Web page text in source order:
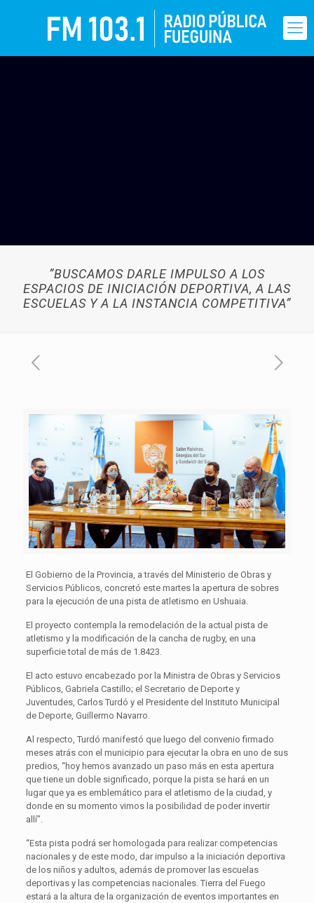
”BUSCAMOS DARLE IMPULSO A LOS
ESPACIOS DE INICIACIÓN DEPORTIVA, A LAS
ESCUELAS Y A LA INSTANCIA COMPETITIVA”
El Gobierno de la Provincia, a través del Ministerio de Obras y
Servicios Públicos, concretó este martes la apertura de sobres
para la ejecución de una pista de atletismo en Ushuaia.
El proyecto contempla la remodelación de la actual pista de
atletismo y la modificación de la cancha de rugby, en una
superficie total de más de 1.8423.
El acto estuvo encabezado por la Ministra de Obras y Servicios
Públicos, Gabriela Castillo; el Secretario de Deporte y
Juventudes, Carlos Turdó y el Presidente del Instituto Municipal
de Deporte, Guillermo Navarro.
Al respecto, Turdó manifestó que luego del convenio firmado
meses atrás con el municipio para ejecutar la obra en uno de sus
predios, “hoy hemos avanzado un paso más en esta apertura
que tiene un doble significado, porque la pista se hará en un
lugar que ya es emblemático para el atletismo de la ciudad, y
donde en su momento vimos la posibilidad de poder invertir
allí”.
“Esta pista podrá ser homologada para realizar competencias
nacionales y de este modo, dar impulso a la iniciación deportiva
de los niños y adultos, además de promover las escuelas
deportivas y las competencias nacionales. Tierra del Fuego
estará a la altura de la organización de eventos importantes en